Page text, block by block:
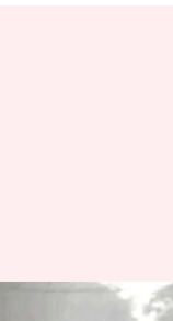
Rains :